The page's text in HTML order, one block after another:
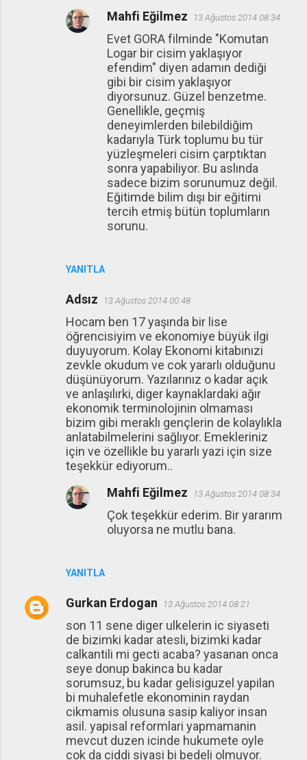
YANITLA
Mahfi Eğilmez 13 Ağustos 2014 08:34
Evet GORA filminde "Komutan
Logar bir cisim yaklaşıyor
efendim" diyen adamın dediği
gibi bir cisim yaklaşıyor
diyorsunuz. Güzel benzetme.
Genellikle, geçmiş
deneyimlerden bilebildiğim
kadarıyla Türk toplumu bu tür
yüzleşmeleri cisim çarptıktan
sonra yapabiliyor. Bu aslında
sadece bizim sorunumuz değil.
Eğitimde bilim dışı bir eğitimi
tercih etmiş bütün toplumların
sorunu.
Adsız 13 Ağustos 2014 00:48
Hocam ben 17 yaşında bir lise
öğrencisiyim ve ekonomiye büyük ilgi
duyuyorum. Kolay Ekonomi kitabınızi
zevkle okudum ve cok yararlı olduğunu
düşünüyorum. Yazılarınız o kadar açık
ve anlaşılırki, diger kaynaklardaki ağır
ekonomik terminolojinin olmaması
bizim gibi meraklı gençlerin de kolaylıkla
anlatabilmelerini sağlıyor. Emekleriniz
için ve özellikle bu yararlı yazi için size
teşekkür ediyorum..
YANITLA
Mahfi Eğilmez 13 Ağustos 2014 08:34
Çok teşekkür ederim. Bir yararım
oluyorsa ne mutlu bana.
Gurkan Erdogan 13 Ağustos 2014 08:21
son 11 sene diger ulkelerin ic siyaseti
de bizimki kadar atesli, bizimki kadar
calkantili mi gecti acaba? yasanan onca
seye donup bakinca bu kadar
sorumsuz, bu kadar gelisiguzel yapilan
bi muhalefetle ekonominin raydan
cikmamis olusuna sasip kaliyor insan
asil. yapisal reformlari yapmamanin
mevcut duzen icinde hukumete oyle
cok da ciddi siyasi bi bedeli olmuyor.